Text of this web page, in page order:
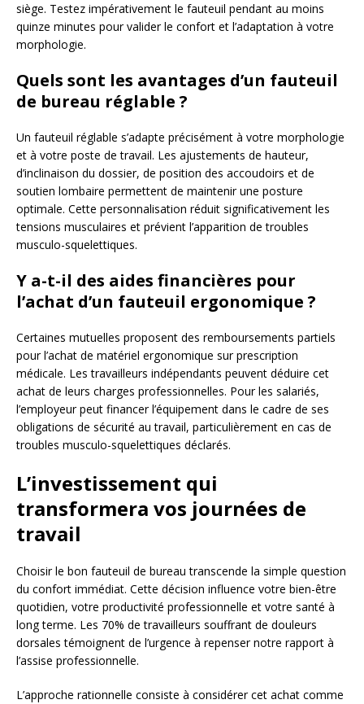
siège. Testez impérativement le fauteuil pendant au moins
quinze minutes pour valider le confort et l’adaptation à votre
morphologie.
Quels sont les avantages d’un fauteuil
de bureau réglable ?
Un fauteuil réglable s’adapte précisément à votre morphologie
et à votre poste de travail. Les ajustements de hauteur,
d’inclinaison du dossier, de position des accoudoirs et de
soutien lombaire permettent de maintenir une posture
optimale. Cette personnalisation réduit significativement les
tensions musculaires et prévient l’apparition de troubles
musculo-squelettiques.
Y a-t-il des aides financières pour
l’achat d’un fauteuil ergonomique ?
Certaines mutuelles proposent des remboursements partiels
pour l’achat de matériel ergonomique sur prescription
médicale. Les travailleurs indépendants peuvent déduire cet
achat de leurs charges professionnelles. Pour les salariés,
l’employeur peut financer l’équipement dans le cadre de ses
obligations de sécurité au travail, particulièrement en cas de
troubles musculo-squelettiques déclarés.
L’investissement qui
transformera vos journées de
travail
Choisir le bon fauteuil de bureau transcende la simple question
du confort immédiat. Cette décision influence votre bien-être
quotidien, votre productivité professionnelle et votre santé à
long terme. Les 70% de travailleurs souffrant de douleurs
dorsales témoignent de l’urgence à repenser notre rapport à
l’assise professionnelle.
L’approche rationnelle consiste à considérer cet achat comme